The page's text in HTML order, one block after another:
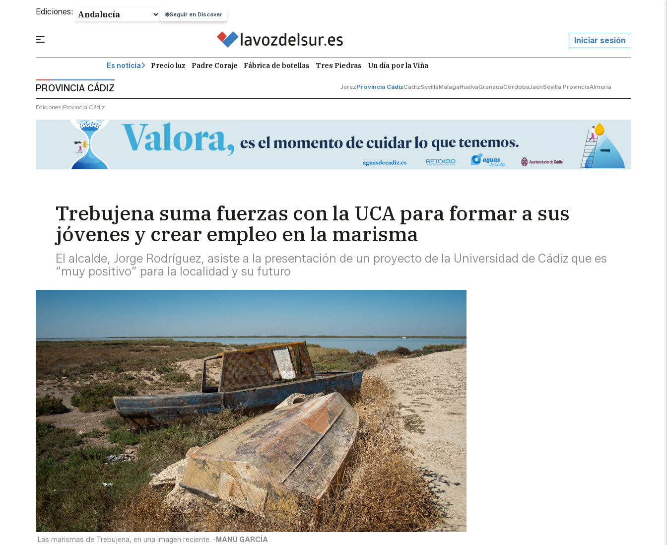
Ediciones: Seguir en Discover
Iniciar sesión
Es noticia Precio luz Padre Coraje Fábrica de botellas Tres Piedras Un día por la Viña
PROVINCIA CÁDIZ JerezProvincia CádizCádizSevillaMálagaHuelvaGranadaCórdobaJaénSevilla ProvinciaAlmería
Ediciones Provincia Cádiz
Trebujena suma fuerzas con la UCA para formar a sus
jóvenes y crear empleo en la marisma
El alcalde, Jorge Rodríguez, asiste a la presentación de un proyecto de la Universidad de Cádiz que es
“muy positivo” para la localidad y su futuro
Las marismas de Trebujena, en una imagen reciente. - MANU GARCÍA